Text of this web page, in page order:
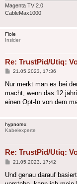
Magenta TV 2.0
CableMax1000
Flole
Insider
Re: TrustPid/Utiq:
Beitrag
21.05.2023, 17:36
Nur merkt man es bei
macht, wenn das 12
einen Opt-In von dem
hypnorex
Kabelexperte
Re: TrustPid/Utiq:
Beitrag
21.05.2023, 17:42
Und genau darauf